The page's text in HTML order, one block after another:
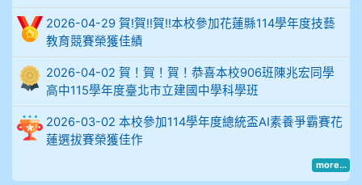
902蘇奕愷
903陳品帆
904彭子庭
905蔣昇和
905周沛蓉
2026-04-29 賀!賀!!賀!!本校參加花蓮縣114學年度技藝
教育競賽榮獲佳績
2026-04-02 賀！賀！賀！恭喜本校906班陳兆宏同學
高中115學年度臺北市立建國中學科學班
2026-03-02 本校參加114學年度總統盃AI素養爭霸賽花
蓮選拔賽榮獲佳作
more...